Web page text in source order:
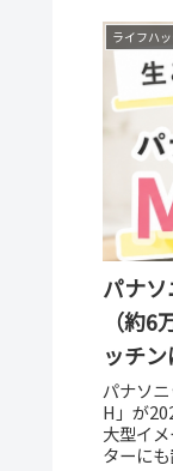
ライフハ
パナソ
（約
ッチ
パナソ
H」が
大型イ
ターに